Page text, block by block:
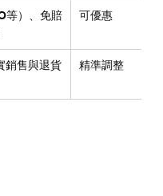
等）、免賠
可優惠
銷售與退貨
精準調整